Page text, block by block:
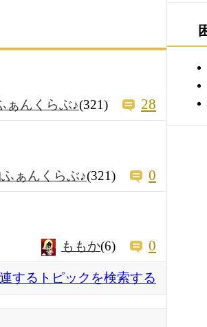
ぁんくらぶ♪(321) 28
ぁんくらぶ♪(321) 0
ももか(6) 0
するトピックを検索する